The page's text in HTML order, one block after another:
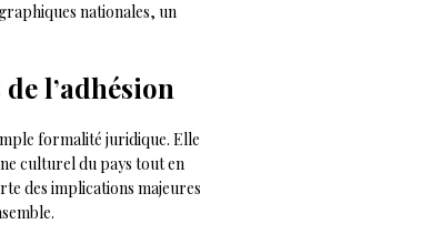
nationales, un
l’adhésion
formalité juridique. Elle
culturel du pays tout en
des implications majeures